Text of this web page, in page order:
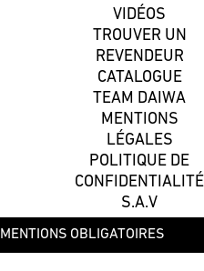
VIDÉOS
TROUVER UN
REVENDEUR
CATALOGUE
TEAM DAIWA
MENTIONS
LÉGALES
POLITIQUE DE
CONFIDENTIALITÉ
S.A.V
MENTIONS OBLIGATOIRES